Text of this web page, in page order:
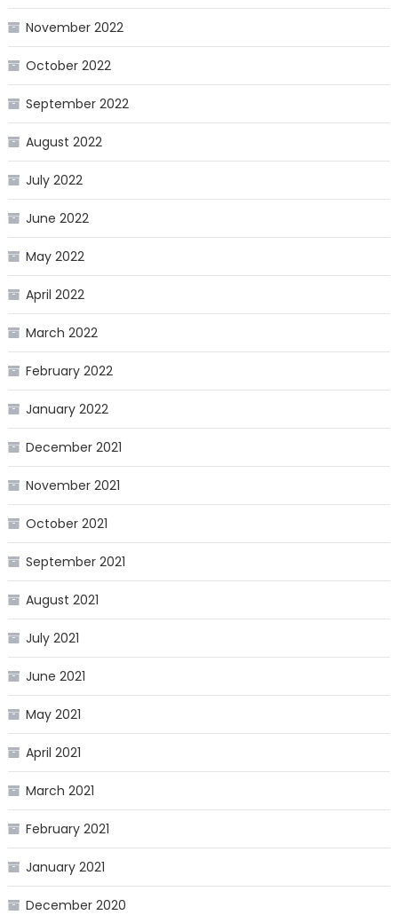
November 2022
October 2022
September 2022
August 2022
July 2022
June 2022
May 2022
April 2022
March 2022
February 2022
January 2022
December 2021
November 2021
October 2021
September 2021
August 2021
July 2021
June 2021
May 2021
April 2021
March 2021
February 2021
January 2021
December 2020